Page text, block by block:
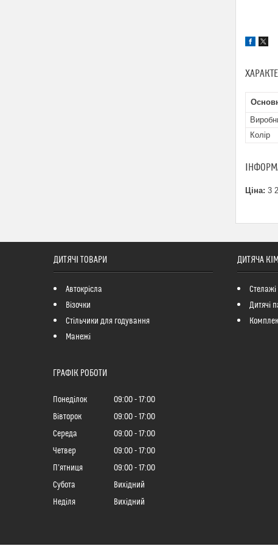
Колір
Ціна: 3
ДИТЯЧІ ТОВАРИ
Автокрісла
Візочки
Стільчики для годування
Манежі
ДИТЯЧА
Дитячі
ГРАФІК РОБОТИ
Понеділок 09:00
17:00
Вівторок
09:00
17:00
Середа
09:00
17:00
Четвер
09:00
17:00
Пʼятниця
09:00
17:00
Субота
Вихідний
Неділя
Вихідний